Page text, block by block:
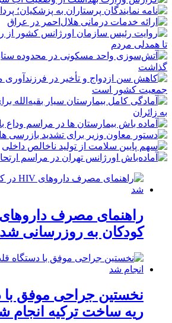
کودکان به روزرسانی شد
نخستین جراحی موفق با
ریه ساخت ترکیه انجام